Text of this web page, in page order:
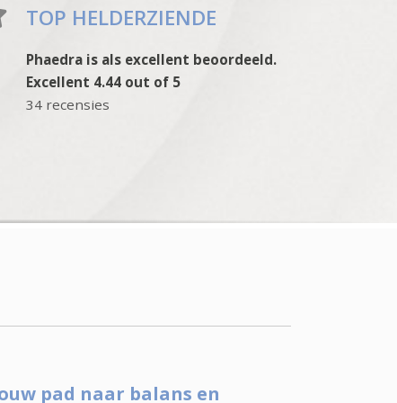
TOP HELDERZIENDE
Phaedra is als excellent beoordeeld.
Excellent 4.44 out of 5
34 recensies
pad naar balans en